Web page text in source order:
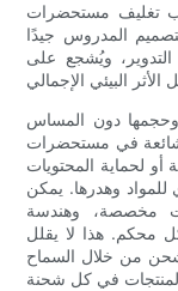
تغليف مستحضرات
المدروس جيدًا
ويُشجع على
وحجمها دون المساس
شائعة في مستحضرات
أو لحماية المحتويات
وهدرها. يمكن
مخصصة، وهندسة
محكم. هذا لا يقلل
من خلال السماح